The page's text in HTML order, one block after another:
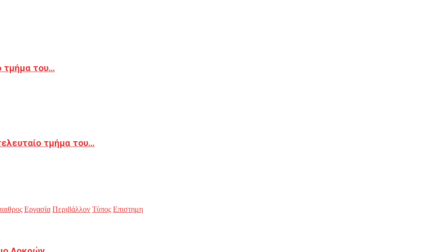
τμήμα του…
τμήμα του…
Εργασία Περιβάλλον Τύπος Επιστημη